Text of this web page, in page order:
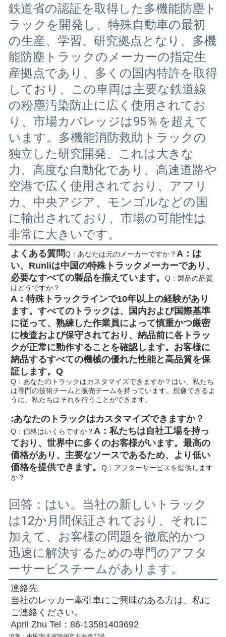
鉄道省の認証を取得した多機能防塵ト
ラックを開発し、特殊自動車の最初
の生産、学習、研究拠点となり、多機
能防塵トラックのメーカーの指定生
産拠点であり、多くの国内特許を取得
しており、この車両は主要な鉄道線
の粉塵汚染防止に広く使用されてお
り、市場カバレッジは95％を超えて
います。多機能消防救助トラックの
独立した研究開発、これは大きな
力、高度な自動化であり、高速道路や
空港で広く使用されており、アフリ
カ、中央アジア、モンゴルなどの国
に輸出されており、市場の可能性は
非常に大きいです。
よくある質問Q：あなたは元のメーカーですか？A：は
い、Runliは中国の特殊トラックメーカーであり、
必要なすべての製品を揃えています。
Q：製品の品質
はどうですか？
A：特殊トラックラインで10年以上の経験があり
ます。すべてのトラックは、国内および国際基準
に従って、熟練した作業員によって慎重かつ厳密
に検査および保守されており、納品前に各トラッ
クが正常に動作することを確認します。お客様に
納品するすべての機械の優れた性能と高品質を保
証します。 Q
Q：あなたのトラックはカスタマイズできますか？ はい、私たち
は専門の技術チームと販売チームを持っています。想像できるよ
うに、私たちはそれを行うことができます。
:あなたのトラックはカスタマイズできますか？
Q：価格はいくらですか？A：私たちは自社工場を持っ
ており、世界中に多くのお客様がいます。最高の
価格があり、主要なソースであるため、より低い
価格を提供できます。
Q：アフターサービスを提供します
か？
回答：はい。当社の新しいトラック
は12か月間保証されており、それに
加えて、お客様の問題を徹底的かつ
迅速に解決するための専門のアフタ
ーサービスチームがあります。
連絡先
当社のレッカー牽引車にご興味のある方は、私に
ご連絡ください。
April Zhu Tel：86-13581403692